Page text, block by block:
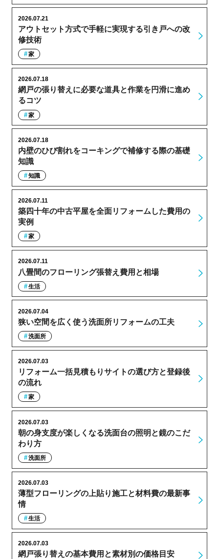
アウトセット方式で手軽に実現する引き戸への改
修技術
2026.07.21
家
網戸の張り替えに必要な道具と作業を円滑に進め
るコツ
2026.07.18
家
内壁のひび割れをコーキングで補修する際の基礎
知識
2026.07.18
知識
築四十年の中古平屋を全面リフォームした費用の
実例
2026.07.11
家
八畳間のフローリング張替え費用と相場
2026.07.11
生活
狭い空間を広く使う洗面所リフォームの工夫
2026.07.04
洗面所
リフォーム一括見積もりサイトの選び方と登録後
の流れ
2026.07.03
家
朝の身支度が楽しくなる洗面台の照明と鏡のこだ
わり方
2026.07.03
洗面所
薄型フローリングの上貼り施工と材料費の最新事
情
2026.07.03
生活
網戸張り替えの基本費用と素材別の価格目安
2026.07.03